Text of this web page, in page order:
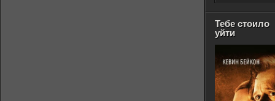
Тебе стоило
уйти